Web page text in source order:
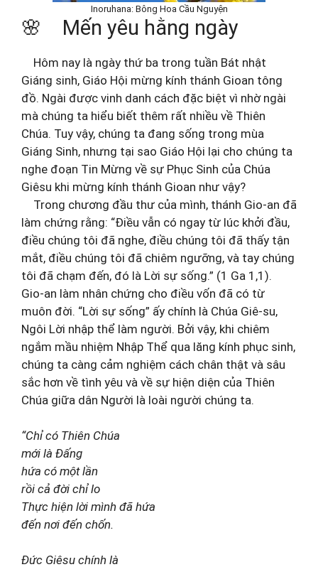
Inoruhana: Bông Hoa Cầu Nguyện
🌸 Mến yêu hằng ngày
Hôm nay là ngày thứ ba trong tuần Bát nhật
Giáng sinh, Giáo Hội mừng kính thánh Gioan tông
đồ. Ngài được vinh danh cách đặc biệt vì nhờ ngài
mà chúng ta hiểu biết thêm rất nhiều về Thiên
Chúa. Tuy vậy, chúng ta đang sống trong mùa
Giáng Sinh, nhưng tại sao Giáo Hội lại cho chúng ta
nghe đoạn Tin Mừng về sự Phục Sinh của Chúa
Giêsu khi mừng kính thánh Gioan như vậy?
Trong chương đầu thư của mình, thánh Gio-an đã
làm chứng rằng: “Điều vẫn có ngay từ lúc khởi đầu,
điều chúng tôi đã nghe, điều chúng tôi đã thấy tận
mắt, điều chúng tôi đã chiêm ngưỡng, và tay chúng
tôi đã chạm đến, đó là Lời sự sống.” (1 Ga 1,1).
Gio-an làm nhân chứng cho điều vốn đã có từ
muôn đời. “Lời sự sống” ấy chính là Chúa Giê-su,
Ngôi Lời nhập thể làm người. Bởi vậy, khi chiêm
ngắm mầu nhiệm Nhập Thể qua lăng kính phục sinh,
chúng ta càng cảm nghiệm cách chân thật và sâu
sắc hơn về tình yêu và về sự hiện diện của Thiên
Chúa giữa dân Người là loài người chúng ta.
“Chỉ có Thiên Chúa
mới là Đấng
hứa có một lần
rồi cả đời chỉ lo
Thực hiện lời mình đã hứa
đến nơi đến chốn.
Đức Giêsu chính là